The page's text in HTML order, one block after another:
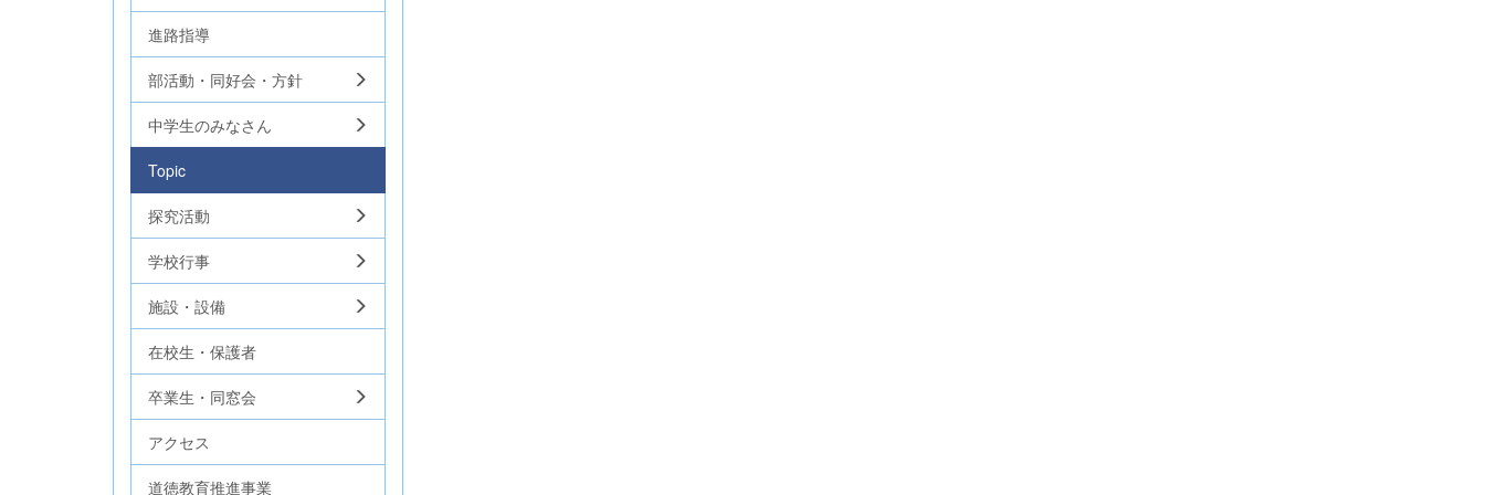
進路指導
部活動・同好会・方針
中学生のみなさん
Topic
探究活動
学校行事
施設・設備
在校生・保護者
卒業生・同窓会
アクセス
道徳教育推進事業